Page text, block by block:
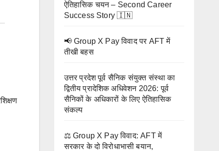
ऐतिहासिक चयन – Second Career
Success Story 🇮🇳
📢 Group X Pay विवाद पर AFT में
तीखी बहस
उत्तर प्रदेश पूर्व सैनिक संयुक्त संस्था का
द्वितीय प्रादेशिक अधिवेशन 2026: पूर्व
सैनिकों के अधिकारों के लिए ऐतिहासिक
संकल्प
⚖️ Group X Pay विवाद: AFT में
सरकार के दो विरोधाभासी बयान,